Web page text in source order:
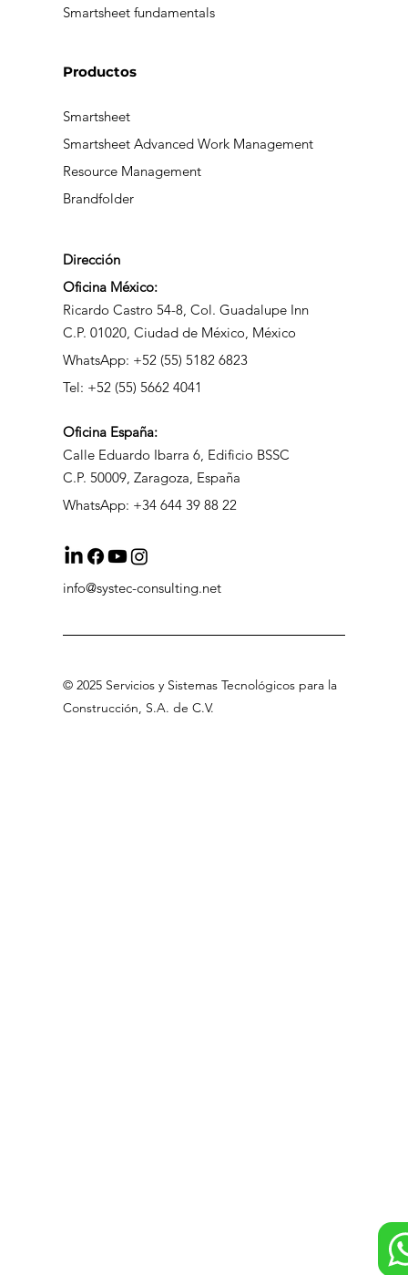
Dirección
Oficina México:
Ricardo Castro 54-8, Col. Guadalupe Inn
C.P. 01020, Ciudad de México, México
Tel: +52 (55) 5662 4041
WhatsApp: +52 (55) 5182 6823
OficinaEspaña:
Calle Eduardo Ibarra 6, Edificio BSSC
C.P. 50009, Zaragoza, España
WhatsApp: +34 644 39 88 22
info@systec-consulting.net
Productos
Smartsheet
Resource Management
Brandfolder
Smartsheet Advanced Work Management
Smartsheet fundamentals
© 2025 Servicios y Sistemas Tecnológicos para la
Construcción, S.A. de C.V.